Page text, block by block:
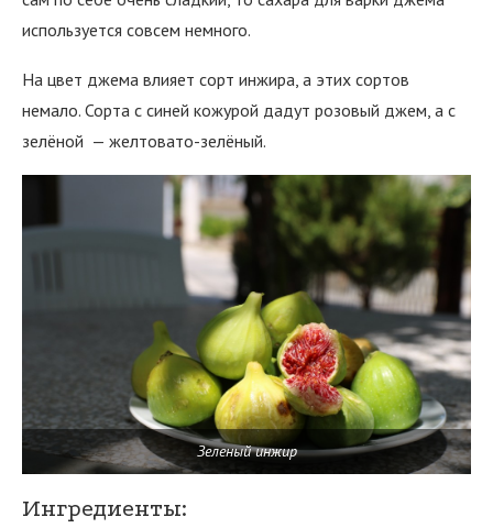
используется совсем немного.
На цвет джема влияет сорт инжира, а этих сортов
немало. Сорта с синей кожурой дадут розовый джем, а с
зелёной — желтовато-зелёный.
Зеленый инжир
Ингредиенты: